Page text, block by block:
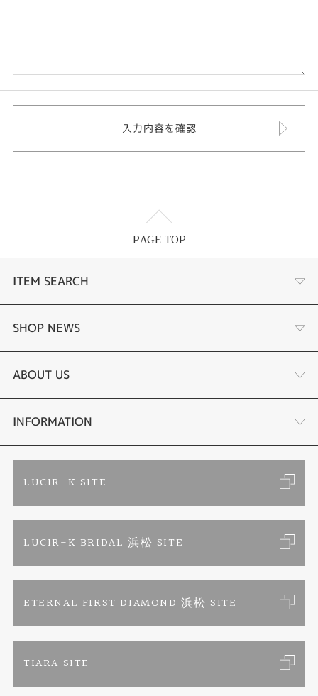
PAGE TOP
ITEM SEARCH
婚約指輪 結婚指輪
ラボグロウンダイヤモンド婚約指輪
手作り結婚指輪
手作りペアリング
カラー発色ジュエリー
パーマネントジュエリー
SHOP NEWS
商品一覧
ブランドリスト
リフォーム
ABOUT US
店舗情報・会社概要
お問い合わせ
INFORMATION
LUCIR-K SITE
LUCIR-K BRIDAL 浜松 SITE
ETERNAL FIRST DIAMOND 浜松 SITE
TIARA SITE